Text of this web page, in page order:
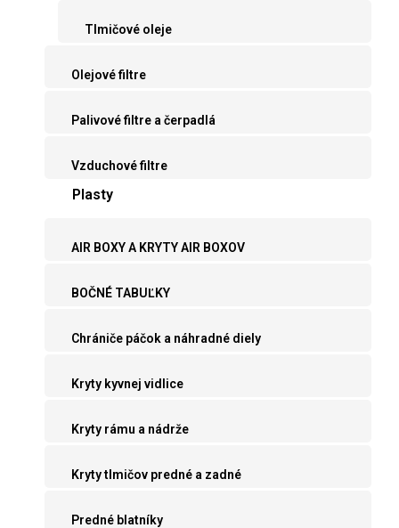
Tlmičové oleje
Olejové filtre
Palivové filtre a čerpadlá
Vzduchové filtre
Plasty
AIR BOXY A KRYTY AIR BOXOV
BOČNÉ TABUĽKY
Chrániče páčok a náhradné diely
Kryty kyvnej vidlice
Kryty rámu a nádrže
Kryty tlmičov predné a zadné
Predné blatníky